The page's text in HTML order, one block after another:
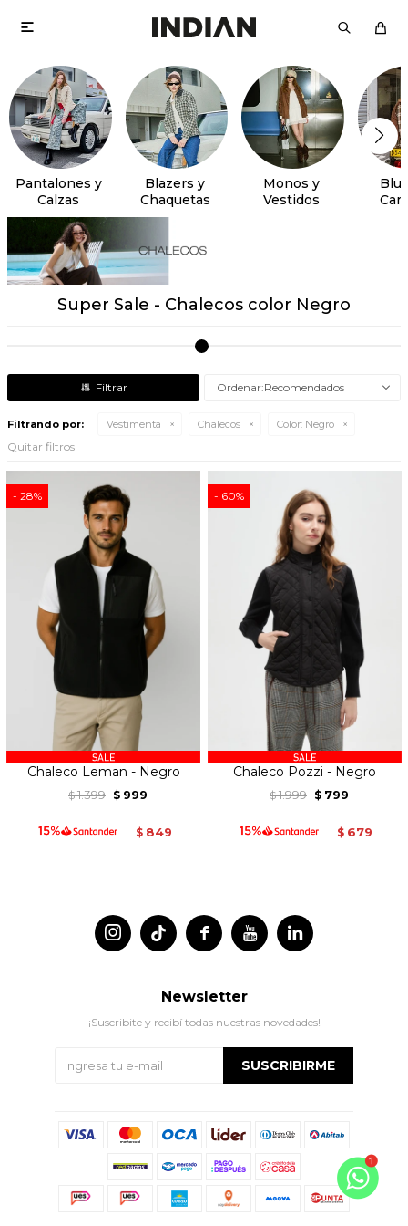

Pantalones y
Calzas
Blazers y
Chaquetas
Monos y
Vestidos
Super Sale - Chalecos color Negro
Recomendados
Filtrando por: Vestimenta Chalecos Color: Negro
Quitar filtros
28
Chaleco Leman - Negro
$ 1.399 $ 999
$ 849
60
Chaleco Pozzi - Negro
$ 1.999 $ 799
$ 679
 
 
Newsletter
¡Suscribite y recibí todas nuestras novedades!
SUSCRIBIRME